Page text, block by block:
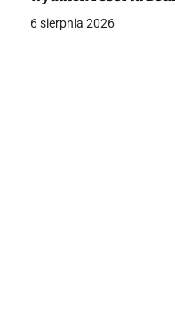
6 sierpnia 2026